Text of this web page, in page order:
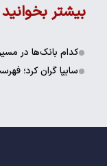
بیشتر بخوانید
کدام بانک‌ها در
سایپا گران کرد؛